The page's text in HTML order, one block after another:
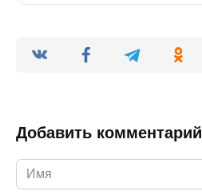
Добавить комментарий
Имя
*